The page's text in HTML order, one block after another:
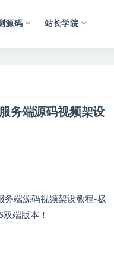
源码 站长学院
务端源码视频架设
务端源码视频架设教程-极
端版本！